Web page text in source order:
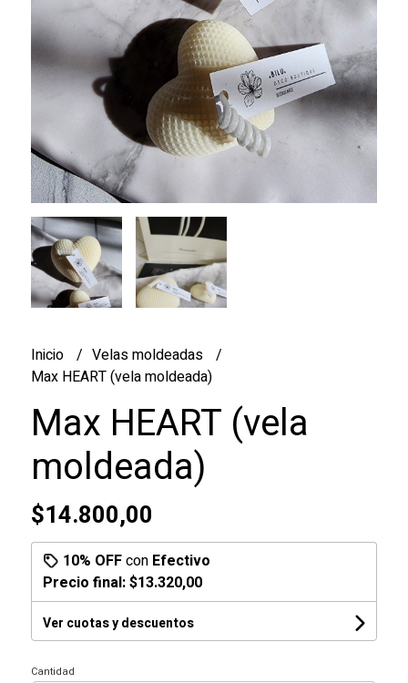
Inicio
Velas moldeadas
Max HEART (vela moldeada)
Max HEART (vela
moldeada)
$14.800,00
10% OFFcon Efectivo
Precio final:$13.320,00
Ver cuotas y descuentos
Cantidad